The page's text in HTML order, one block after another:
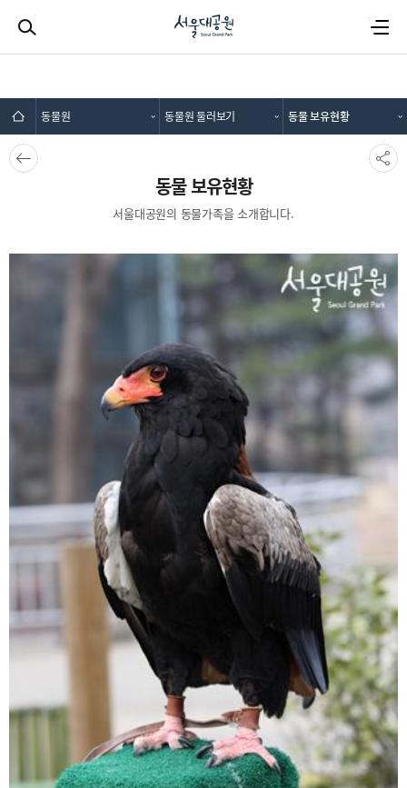
동물원 동물원 둘러보기 동물 보유현황
뒤로가
기
SNS공
유
동물 보유현황
서울대공원의 동물가족을 소개합니다.